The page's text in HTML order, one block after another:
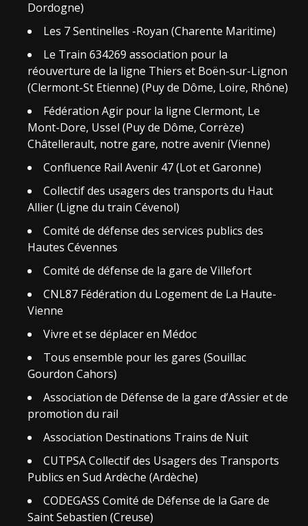
Dordogne)
Les 7 Sentinelles -Royan (Charente Maritime)
Le Train 634269 association pour la
réouverture de la ligne Thiers et Boën-sur-Lignon
(Clermont-St Etienne) (Puy de Dôme, Loire, Rhône)
Fédération Agir pour la ligne Clermont, Le
Mont-Dore, Ussel (Puy de Dôme, Corrèze)
Châtellerault, notre gare, notre avenir (Vienne)
Confluence Rail Avenir 47 (Lot et Garonne)
Collectif des usagers des transports du Haut
Allier (Ligne du train Cévenol)
Comité de défense des services publics des
Hautes Cévennes
Comité de défense de la gare de Villefort
CNL87 Fédération du Logement de La Haute-
Vienne
Vivre et se déplacer en Médoc
Tous ensemble pour les gares (Souillac
Gourdon Cahors)
Association de Défense de la gare d’Assier et de
promotion du rail
Association Destinations Trains de Nuit
CUTPSA Collectif des Usagers des Transports
Publics en Sud Ardèche (Ardèche)
CODEGASS Comité de Défense de la Gare de
Saint Sebastien (Creuse)